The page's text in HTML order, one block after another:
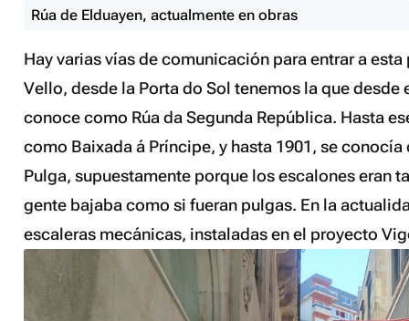
Rúa de Elduayen, actualmente en obras
Hay varias vías de comunicación para entrar a esta
Vello, desde la Porta do Sol tenemos la que desde
conoce como Rúa da Segunda República. Hasta
como Baixada á Príncipe, y hasta 1901, se
Pulga, supuestamente porque los escalones eran
gente bajaba como si fueran pulgas. En la
escaleras mecánicas, instaladas en el proyecto